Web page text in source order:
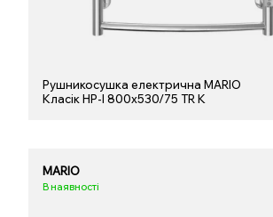
Рушникосушка електрична MARIO
Класік НР-І 800х530/75 TR K
MARIO
В наявності